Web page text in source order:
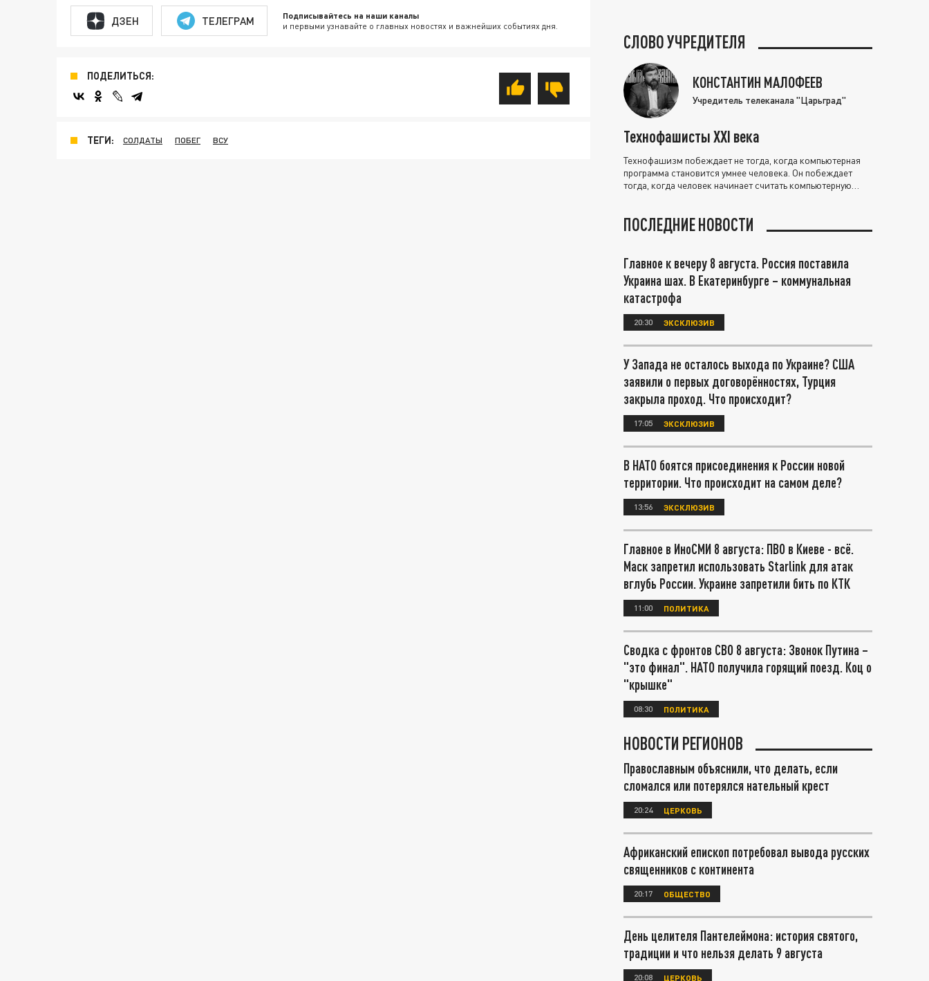
ДЗЕН ТЕЛЕГРАМ Подписывайтесь на наши каналы
и первыми узнавайте о главных новостях и важнейших событиях дня.
ПОДЕЛИТЬСЯ:
ТЕГИ: СОЛДАТЫ ПОБЕГ ВСУ
СЛОВО УЧРЕДИТЕЛЯ
КОНСТАНТИН МАЛОФЕЕВ
Учредитель телеканала "Царьград"
Технофашисты XXI века
Технофашизм побеждает не тогда, когда компьютерная
программа становится умнее человека. Он побеждает
тогда, когда человек начинает считать компьютерную
ПОСЛЕДНИЕ НОВОСТИ
Главное к вечеру 8 августа. Россия поставила
Украина шах. В Екатеринбурге – коммунальная
катастрофа
20:30 ЭКСКЛЮЗИВ
У Запада не осталось выхода по Украине? США
заявили о первых договорённостях, Турция
закрыла проход. Что происходит?
17:05 ЭКСКЛЮЗИВ
В НАТО боятся присоединения к России новой
территории. Что происходит на самом деле?
13:56 ЭКСКЛЮЗИВ
Главное в ИноСМИ 8 августа: ПВО в Киеве - всё.
Маск запретил использовать Starlink для атак
вглубь России. Украине запретили бить по КТК
11:00 ПОЛИТИКА
Сводка с фронтов СВО 8 августа: Звонок Путина –
"это финал". НАТО получила горящий поезд. Коц о
"крышке"
08:30 ПОЛИТИКА
НОВОСТИ РЕГИОНОВ
Православным объяснили, что делать, если
сломался или потерялся нательный крест
20:24 ЦЕРКОВЬ
Африканский епископ потребовал вывода русских
священников с континента
20:17 ОБЩЕСТВО
День целителя Пантелеймона: история святого,
традиции и что нельзя делать 9 августа
20:08 ЦЕРКОВЬ